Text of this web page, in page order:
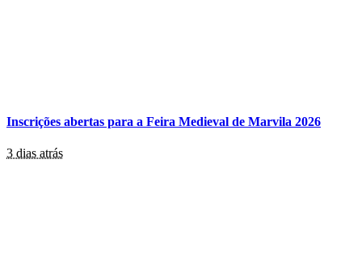
Inscrições abertas para a Feira Medieval de Marvila 2026
3 dias atrás